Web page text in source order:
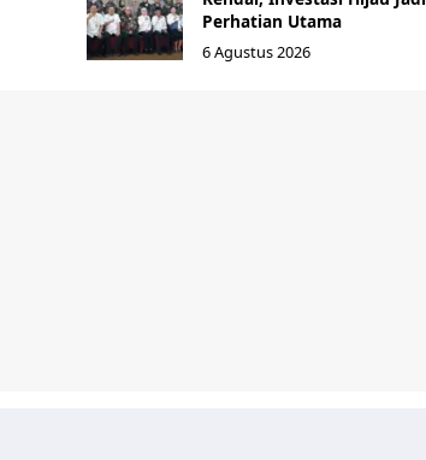
Perhatian Utama
6 Agustus 2026